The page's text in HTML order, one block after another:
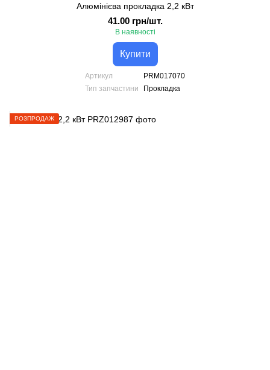
Алюмінієва прокладка 2,2 кВт
41.00 грн/шт.
В наявності
Купити
Артикул
PRM017070
Тип запчастини
Прокладка
РОЗПРОДАЖ